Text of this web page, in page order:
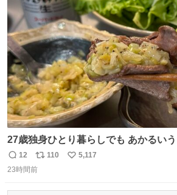
ト
数
数
27歳独身ひとり暮らしでも あかるい
返
信
12
リ
ポ
110
い
5,117
23時間前